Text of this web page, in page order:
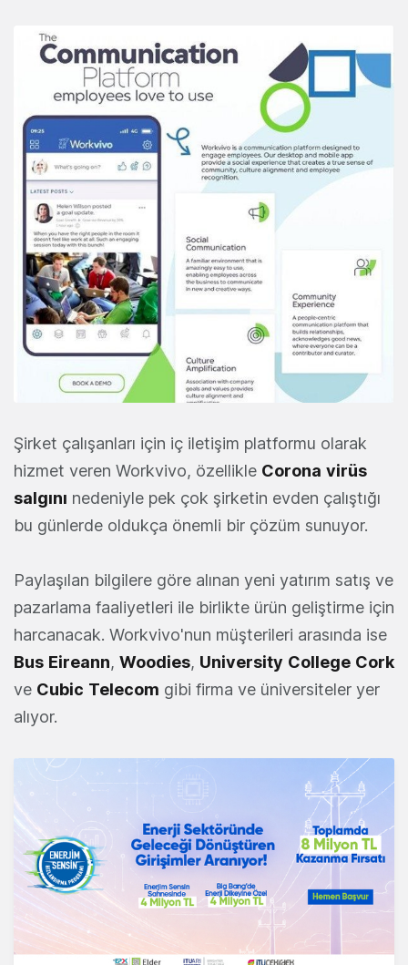
Şirket çalışanları için iç iletişim platformu olarak
hizmet veren Workvivo, özellikle Corona virüs
salgını nedeniyle pek çok şirketin evden çalıştığı
bu günlerde oldukça önemli bir çözüm sunuyor.
Paylaşılan bilgilere göre alınan yeni yatırım satış ve
pazarlama faaliyetleri ile birlikte ürün geliştirme için
harcanacak. Workvivo'nun müşterileri arasında ise
Bus Eireann, Woodies, University College Cork
ve Cubic Telecom gibi firma ve üniversiteler yer
alıyor.